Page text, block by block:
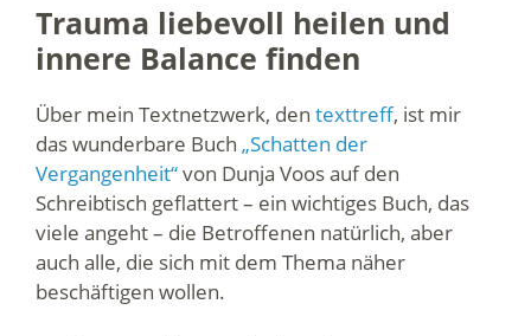
Trauma liebevoll heilen und
innere Balance finden
Über mein Textnetzwerk, den texttreff, ist mir
das wunderbare Buch „Schatten der
Vergangenheit“von Dunja Voos auf den
Schreibtisch geflattert – ein wichtiges Buch, das
viele angeht – die Betroffenen natürlich, aber
auch alle, die sich mit dem Thema näher
beschäftigen wollen.